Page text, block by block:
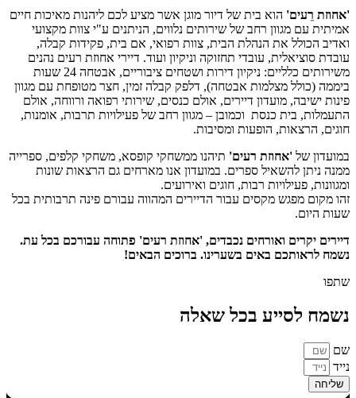
'אחוזת רֵעים' הוא בית של דיור מוגן אשר מציע לכם ליהנות מאיכות חיים
אמיתית עם מגוון רחב של שירותים נלווים, הניתנים ע"י צוות מקצועי
ואדיב הכולל את הנהלת הבית, צוות רפואי, אם בית, פקידות קבלה,
עובדת סוציאלית, עובדי תחזוקה וניקיון ועוד. דיירי אחוזת רעים נהנים
משירותים כלליים: ניקיון דירות ושטחים ציבוריים, אבטחה 24 שעות
ביממה (כולל מצלמות אבטחה), דלפק קבלה זמין, חצר מטופחת עם מגוון
פינות ישיבה, מועדון דיירים, אולם כנסים, שירותי רפואה ורווחה, אולם
התעמלות, בית כנסת וכמובן – מגוון רחב של פעילויות תרבות, אומנות,
חוגים, הרצאות, הופעות ומסיבות.
במועדון של 'אחוזת רעים' תיהנו ממשחקי קופסא, משחקי קלפים, ספרייה
ממנה ניתן להשאיל ספרים. במועדון אנו מארחים גם הרצאות שונות
ומגוונות, פעילויות רבות, חוגים ואירועים.
זהו מקום מפגש מקסים עבור הדיירים המהווה עבורם פינה תרבותית בכל
שעות היום.
דיירים יקרים ואורחים נכבדים, 'אחוזת רעים' פתוחה עבורכם בכל עת.
נשמח לראותכם באים בשערינו. ברוכים הבאים!
שתפו
נשמח לסייע בכל שאלה
שם
נייד
שליחה